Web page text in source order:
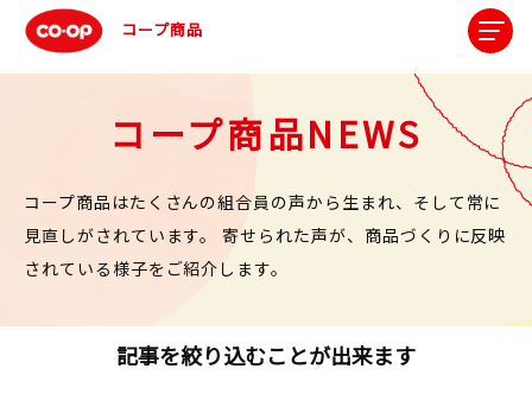
コープ商品
コープ商品NEWS
コープ商品はたくさんの組合員の声から生まれ、そして常に
見直しがされています。
寄せられた声が、商品づくりに反映
されている様子をご紹介します。
記事を絞り込むことが出来ます